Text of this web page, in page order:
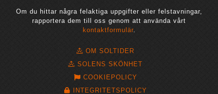
Om du hittar några felaktiga uppgifter eller felstavningar,
rapportera dem till oss genom att använda vårt
kontaktformulär.
OM SOLTIDER
SOLENS SKÖNHET
COOKIEPOLICY
INTEGRITETSPOLICY